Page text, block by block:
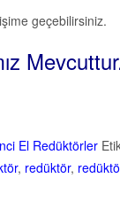
geçebilirsiniz.
El Redüktörler
, redüktör,